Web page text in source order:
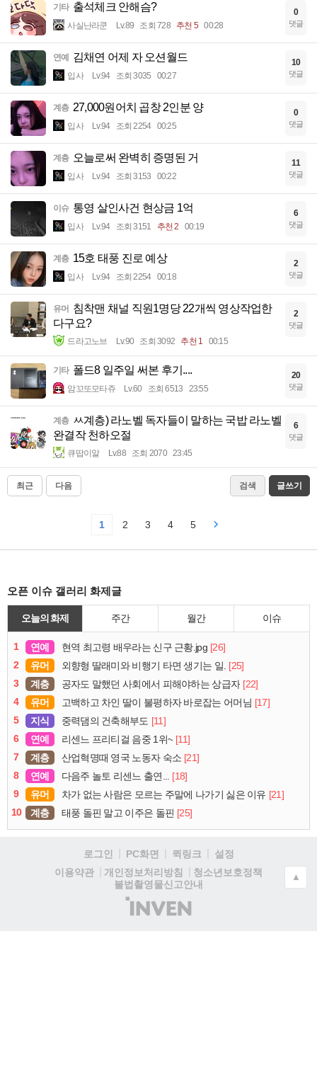
기타 출석체크 안해슴?
사실난라쿤 Lv.89 조회 728 추천 5 00:28
0
댓글
연예 김채연 어제 자 오션월드
입사 Lv.94 조회 3035 00:27
10
댓글
계층 27,000원어치 곱창 2인분 양
입사 Lv.94 조회 2254 00:25
0
댓글
계층 오늘로써 완벽히 증명된 거
입사 Lv.94 조회 3153 00:22
11
댓글
이슈 통영 살인사건 현상금 1억
입사 Lv.94 조회 3151 추천 2 00:19
6
댓글
계층 15호 태풍 진로 예상
입사 Lv.94 조회 2254 00:18
2
댓글
유머 침착맨 채널 직원1명당 22개씩 영상작업한
다구요?
드라고노브 Lv.90 조회 3092 추천 1 00:15
2
댓글
기타 폴드8 일주일 써본 후기....
암꼬또모타쥬 Lv.60 조회 6513 23:55
20
댓글
계층 ㅆ계층) 라노벨 독자들이 말하는 국밥 라노벨
완결작 천하오절
큐땁이알 Lv.88 조회 2070 23:45
6
댓글
최근 다음 검색 글쓰기
1 2 3 4 5
오픈 이슈 갤러리 화제글
오늘의 화제 주간 월간 이슈
1 연예 현역 최고령 배우라는 신구 근황.jpg [26]
2
유머 외향형 딸래미와 비행기 타면 생기는 일. [25]
3
계층 공자도 말했던 사회에서 피해야하는 상급자 [22]
4
유머 고백하고 차인 딸이 불평하자 바로잡는 어머님 [17]
5
지식 중력댐의 건축해부도 [11]
6
연예 리센느 프리티걸 음중 1위~ [11]
7
계층 산업혁명때 영국 노동자 숙소 [21]
8
연예 다음주 놀토 리센느 출연... [18]
9
유머 차가 없는 사람은 모르는 주말에 나가기 싫은 이유 [21]
10
계층 태풍 돌핀 말고 이주은 돌핀 [25]
로그인 PC화면 퀵링크
설정
이용약관
개인정보처리방침
청소년보호정책
불법촬영물신고안내
(주)
인
▲